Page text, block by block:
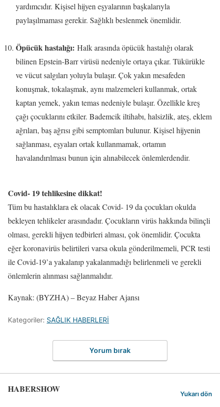
yardımcıdır. Kişisel hijyen eşyalarının başkalarıyla
paylaşılmaması gerekir. Sağlıklı beslenmek önemlidir.
Öpücük hastalığı: Halk arasında öpücük hastalığı olarak
bilinen Epstein-Barr virüsü nedeniyle ortaya çıkar. Tükürükle
ve vücut salgıları yoluyla bulaşır. Çok yakın mesafeden
konuşmak, tokalaşmak, aynı malzemeleri kullanmak, ortak
kaptan yemek, yakın temas nedeniyle bulaşır. Özellikle kreş
çağı çocuklarını etkiler. Bademcik iltihabı, halsizlik, ateş, eklem
ağrıları, baş ağrısı gibi semptomları bulunur. Kişisel hijyenin
sağlanması, eşyaları ortak kullanmamak, ortamın
havalandırılması bunun için alınabilecek önlemlerdendir.
Covid- 19 tehlikesine dikkat!
Tüm bu hastalıklara ek olacak Covid- 19 da çocukları okulda
bekleyen tehlikeler arasındadır. Çocukların virüs hakkında bilinçli
olması, gerekli hijyen tedbirleri alması, çok önemlidir. Çocukta
eğer koronavirüs belirtileri varsa okula gönderilmemeli, PCR testi
ile Covid-19’a yakalanıp yakalanmadığı belirlenmeli ve gerekli
önlemlerin alınması sağlanmalıdır.
Kaynak: (BYZHA) – Beyaz Haber Ajansı
Kategoriler: SAĞLIK HABERLERİ
Yorum bırak
HABERSHOW Yukarı dön